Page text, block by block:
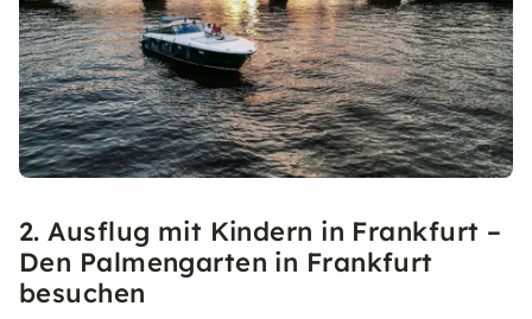
2. Ausflug mit Kindern in Frankfurt –
Den Palmengarten in Frankfurt
besuchen